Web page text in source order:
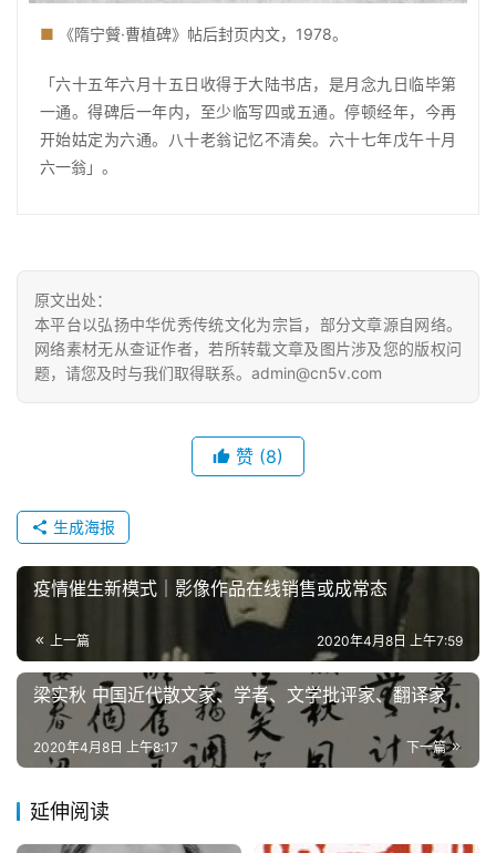
■ 《隋宁贙·曹植碑》帖后封页内文，1978。
「六十五年六月十五日收得于大陆书店，是月念九日临毕第
一通。得碑后一年内，至少临写四或五通。停顿经年，今再
开始姑定为六通。八十老翁记忆不清矣。六十七年戊午十月
六一翁」。
原文出处：
本平台以弘扬中华优秀传统文化为宗旨，部分文章源自网络。
网络素材无从查证作者，若所转载文章及图片涉及您的版权问
题，请您及时与我们取得联系。admin@cn5v.com
赞 (8)
生成海报
疫情催生新模式｜影像作品在线销售或成常态
上一篇 2020年4月8日 上午7:59
梁实秋 中国近代散文家、学者、文学批评家、翻译家
下一篇
2020年4月8日 上午8:17
延伸阅读